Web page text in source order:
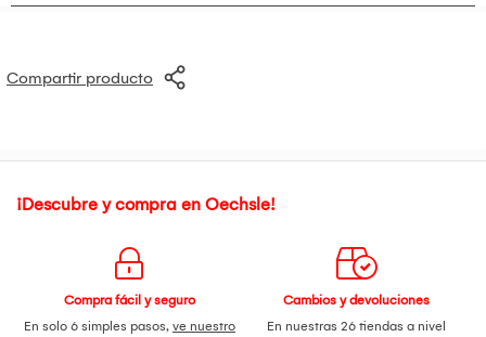
Compartir producto
¡Descubre y compra en Oechsle!
Compra fácil y seguro
En solo 6 simples pasos, ve nuestro
Cambios y devoluciones
En nuestras 26 tiendas a nivel